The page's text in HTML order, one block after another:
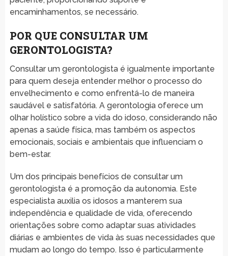
encaminhamentos, se necessário.
POR QUE CONSULTAR UM
GERONTOLOGISTA?
Consultar um gerontologista é igualmente importante
para quem deseja entender melhor o processo do
envelhecimento e como enfrentá-lo de maneira
saudável e satisfatória. A gerontologia oferece um
olhar holístico sobre a vida do idoso, considerando não
apenas a saúde física, mas também os aspectos
emocionais, sociais e ambientais que influenciam o
bem-estar.
Um dos principais benefícios de consultar um
gerontologista é a promoção da autonomia. Este
especialista auxilia os idosos a manterem sua
independência e qualidade de vida, oferecendo
orientações sobre como adaptar suas atividades
diárias e ambientes de vida às suas necessidades que
mudam ao longo do tempo. Isso é particularmente